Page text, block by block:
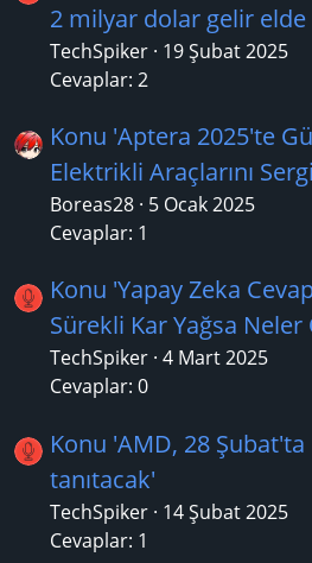
2 milyar dolar gelir
TechSpiker 19 Şubat 2025
Cevaplar: 2
Konu 'Aptera 2025'te
Elektrikli Araçlarını
Boreas28 5 Ocak 2025
Cevaplar: 1
Konu 'Yapay Zeka
Sürekli Kar Yağsa Neler
TechSpiker 4 Mart 2025
Cevaplar: 0
Konu 'AMD, 28 Şubat'ta
tanıtacak'
TechSpiker 14 Şubat 2025
Cevaplar: 1